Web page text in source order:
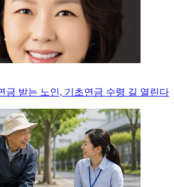
금 받는 노인, 기초연금 수령 길 열린다